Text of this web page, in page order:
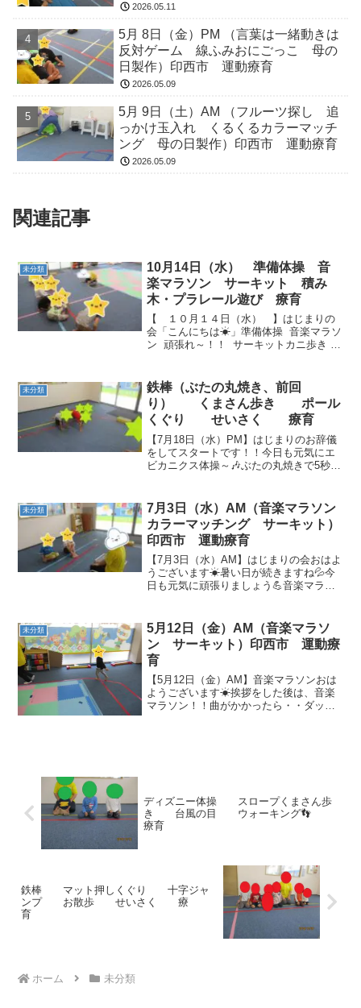
2026.05.11
5月 8日（金）PM （言葉は一緒動きは
反対ゲーム 線ふみおにごっこ 母の
日製作）印西市 運動療育
2026.05.09
5月 9日（土）AM （フルーツ探し 追
っかけ玉入れ くるくるカラーマッチ
ング 母の日製作）印西市 運動療育
2026.05.09
関連記事
未分類
10月14日（水） 準備体操 音
楽マラソン サーキット 積み
木・プラレール遊び 療育
【 １０月１４日（水） 】はじまりの
会「こんにちは☀」準備体操 音楽マラソ
ン 頑張れ～！！ サーキットカニ歩き
プ 膝をしっかり曲げて高く跳...
未分類
鉄棒（ぶたの丸焼き、前回
り） くまさん歩き ポール
くぐり せいさく 療育
【7月18日（水）PM】はじまりのお辞儀
をしてスタートです！！今日も元気にエ
ビカニクス体操～🎶ぶたの丸焼きで5秒間
でコーンをまたぐよ🐾ピシッと整列をし
てサーキッ...
未分類
7月3日（水）AM（音楽マラソン
カラーマッチング サーキット）
印西市 運動療育
【7月3日（水）AM】はじまりの会おはよ
うございます☀暑い日が続きますね💦今
日も元気に頑張りましょう💪音楽マラソ
ーマッチングを行いました✨職員が見せ
た旗と同じ色のフープ...
未分類
5月12日（金）AM（音楽マラソ
ン サーキット）印西市 運動療
育
【5月12日（金）AM】音楽マラソンおは
ようございます☀挨拶をした後は、音楽
マラソン！！曲がかかったら・・ダッシ
ディズニー体操 スロープくまさん歩
き 台風の目 ウォーキング👣
療育
鉄棒 マット押しくぐり 十字ジャ
ンプ お散歩 せいさく 療
育
ホーム 未分類